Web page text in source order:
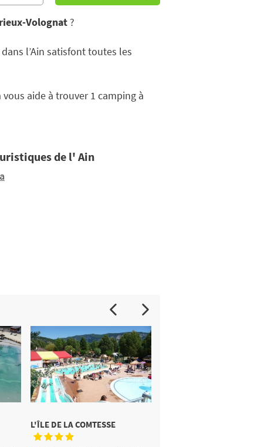
Volognat ?
l’Ain satisfont toutes les
aide à trouver 1 camping à
de l' Ain
L'ÎLE DE LA COMTESSE